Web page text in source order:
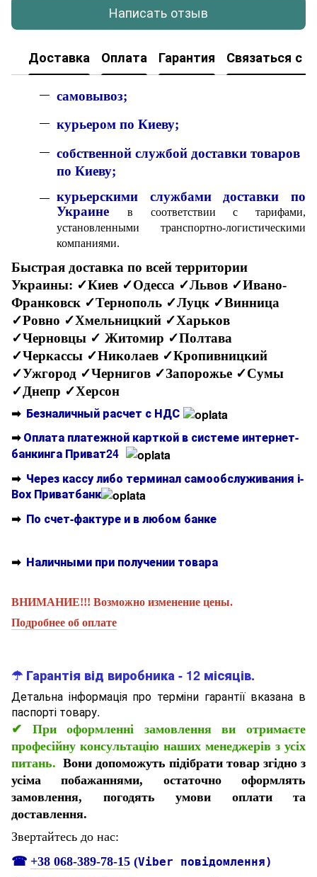
Написать отзыв
Доставка Оплата Гарантия Связаться с
самовывоз;
курьером по Киеву;
собственной службой доставки товаров
по Киеву;
курьерскими службами доставки по
Украине
в соответствии с тарифами,
установленными транспортно-логистическими
компаниями.
Быстрая доставка по всей территории
Украины: ✓Киев ✓Одесса ✓Львов ✓Ивано-
Франковск ✓Тернополь ✓Луцк ✓Винница
✓Ровно ✓Хмельницкий ✓Харьков
✓Черновцы ✓ Житомир ✓Полтава
✓Черкассы ✓Николаев ✓Кропивницкий
✓Ужгород ✓Чернигов ✓Запорожье ✓Сумы
✓Днепр ✓Херсон
➡ Безналичный расчет с НДС
➡Оплата платежной карткой в системе интернет-
банкинга Приват24
➡ Через кассу либо терминал самообслуживания і-
Вох Приватбанк
➡ По счет-фактуре и в любом банке
➡ Наличными при получении товара
ВНИМАНИЕ!!! Возможно изменение цены.
Подробнее об оплате
☂ Гарантія від виробника - 12 місяців.
Детальна інформація про терміни гарантії вказана в
паспорті товару.
✔ При оформленні замовлення ви отримаєте
професійну консультацію наших менеджерів з усіх
питань. Вони допоможуть підібрати товар згідно з
усіма побажаннями, остаточно оформлять
замовлення, погодять умови оплати та
доставлення.
Звертайтесь до нас:
☎ +38 068-389-78-15 (Viber повідомлення)